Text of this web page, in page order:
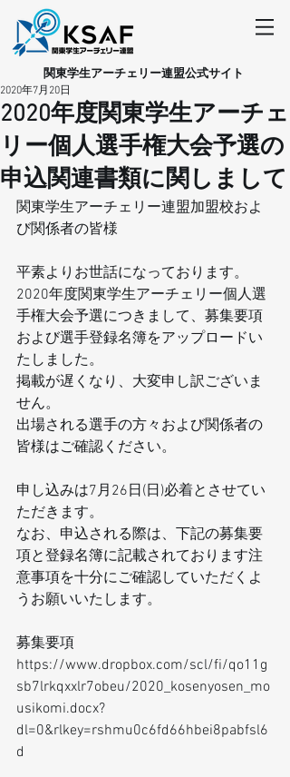
​関東学生アーチェリー連盟公式サイト
2020年度関東学生アーチェ
リー個人選手権大会予選の
申込関連書類に関しまして
2020年7月20日
関東学生アーチェリー連盟加盟校およ
び関係者の皆様
平素よりお世話になっております。
2020年度関東学生アーチェリー個人選
手権大会予選につきまして、募集要項
および選手登録名簿をアップロードい
たしました。
掲載が遅くなり、大変申し訳ございま
せん。
出場される選手の方々および関係者の
皆様はご確認ください。
申し込みは7月26日(日)必着とさせてい
ただきます。
なお、申込される際は、下記の募集要
項と登録名簿に記載されております注
意事項を十分にご確認していただくよ
うお願いいたします。
募集要項
https://www.dropbox.com/scl/fi/qo11g
sb7lrkqxxlr7obeu/2020_kosenyosen_mo
usikomi.docx?
dl=0&rlkey=rshmu0c6fd66hbei8pabfsl6
d